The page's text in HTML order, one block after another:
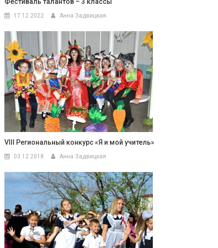
17.12.2022 Анна Задвицкая
VIII Региональный конкурс «Я и мой учитель»
03.12.2018 Анна Задвицкая